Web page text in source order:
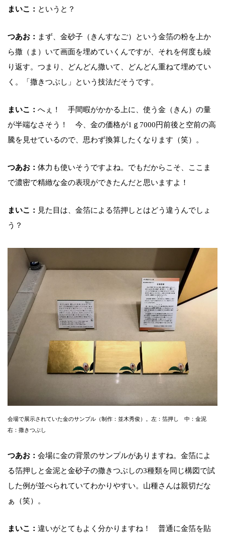
まいこ： というと？
つあお： まず、金砂子（きんすなご）という金箔の粉を上か
ら撒（ま）いて画面を埋めていくんですが、それを何度も繰
り返す。つまり、どんどん撒いて、どんどん重ねて埋めてい
く。「撒きつぶし」という技法だそうです。
まいこ： へぇ！ 手間暇がかかる上に、使う金（きん）の量
が半端なさそう！ 今、金の価格が1ｇ7000円前後と空前の高
騰を見せているので、思わず換算したくなります（笑）。
つあお： 体力も使いそうですよね。でもだからこそ、ここま
で濃密で精緻な金の表現ができたんだと思いますよ！
まいこ： 見た目は、金箔による箔押しとはどう違うんでしょ
う？
会場で展示されていた金のサンプル（制作：並木秀俊）。左：箔押し 中：金泥
右：撒きつぶし
つあお： 会場に金の背景のサンプルがありますね。金箔によ
る箔押しと金泥と金砂子の撒きつぶしの3種類を同じ構図で試
した例が並べられていてわかりやすい。山種さんは親切だな
ぁ（笑）。
まいこ： 違いがとてもよく分かりますね！ 普通に金箔を貼